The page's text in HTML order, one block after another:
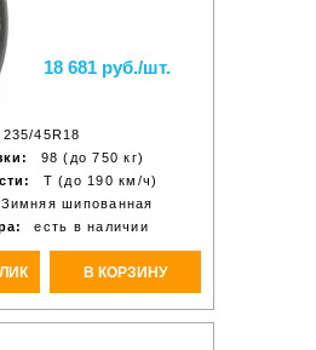
18 681 руб./шт.
235/45R18
98 (до 750 кг)
T (до 190 км/ч)
Зимняя шипованная
есть в наличии
В КОРЗИНУ